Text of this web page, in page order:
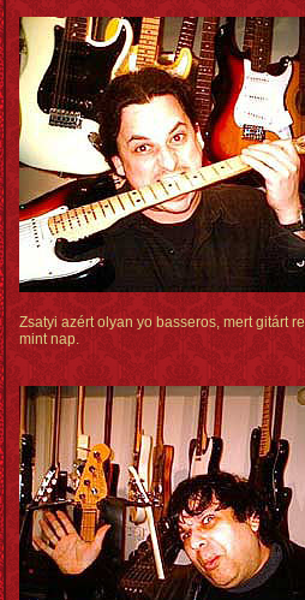
Zsatyi azért olyan yo basseros, mert gitárt
mint nap.